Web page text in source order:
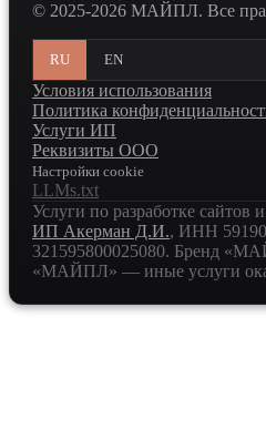
© 2025-2026 МАЙПЛ. Все
RU EN
Условия использования
Политика
Услуги ИП
Реквизиты ООО
Настройки cookie
LLMs.txt
Услуги по разработке сайтов
ИП Акерман Д.И., ИНН
321595800025080. Бренд
«МАЙПЛ» — иные услуги